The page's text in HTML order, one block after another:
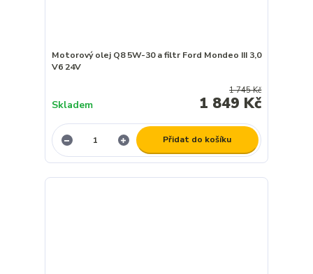
Motorový olej Q8 5W-30 a filtr Ford Mondeo III 3,0
V6 24V
1 745 Kč
1 849 Kč
Skladem
Přidat do košíku